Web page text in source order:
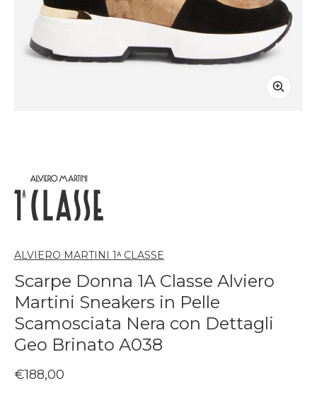
ALVIERO MARTINI 1ᴬ CLASSE
Scarpe Donna 1A Classe Alviero
Martini Sneakers in Pelle
Scamosciata Nera con Dettagli
Geo Brinato A038
Prezzo regolare
€188,00